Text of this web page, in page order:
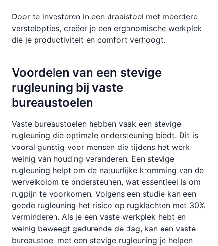
Door te investeren in een draaistoel met meerdere
verstelopties, creëer je een ergonomische werkplek
die je productiviteit en comfort verhoogt.
Voordelen van een stevige
rugleuning bij vaste
bureaustoelen
Vaste bureaustoelen hebben vaak een stevige
rugleuning die optimale ondersteuning biedt. Dit is
vooral gunstig voor mensen die tijdens het werk
weinig van houding veranderen. Een stevige
rugleuning helpt om de natuurlijke kromming van de
wervelkolom te ondersteunen, wat essentieel is om
rugpijn te voorkomen. Volgens een studie kan een
goede rugleuning het risico op rugklachten met 30%
verminderen. Als je een vaste werkplek hebt en
weinig beweegt gedurende de dag, kan een vaste
bureaustoel met een stevige rugleuning je helpen